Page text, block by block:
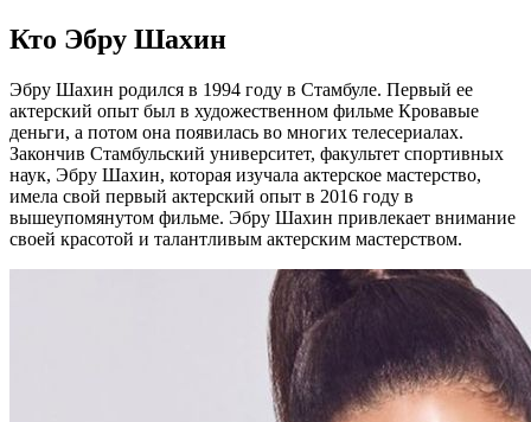
Кто Эбру Шахин
Эбру Шахин родился в 1994 году в Стамбуле. Первый ее
актерский опыт был в художественном фильме Кровавые
деньги, а потом она появилась во многих телесериалах.
Закончив Стамбульский университет, факультет спортивных
наук, Эбру Шахин, которая изучала актерское мастерство,
имела свой первый актерский опыт в 2016 году в
вышеупомянутом фильме. Эбру Шахин привлекает внимание
своей красотой и талантливым актерским мастерством.